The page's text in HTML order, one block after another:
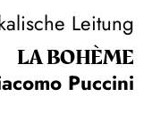
Leitung
LA BOHÈME
Puccini